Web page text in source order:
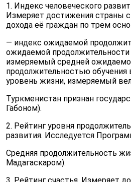
1. Индекс человеческого
Измеряет достижения страны с
дохода её граждан по трем
— индекс ожидаемой
ожидаемой
измеряемый средней
продолжительностью обучения
уровень жизни, измеряемый
Туркменистан признан
Габоном).
2. Рейтинг уровня
развития. Исследуется
Средняя продолжительность
Мадагаскаром).